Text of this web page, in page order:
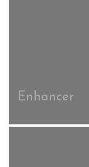
Enhancer